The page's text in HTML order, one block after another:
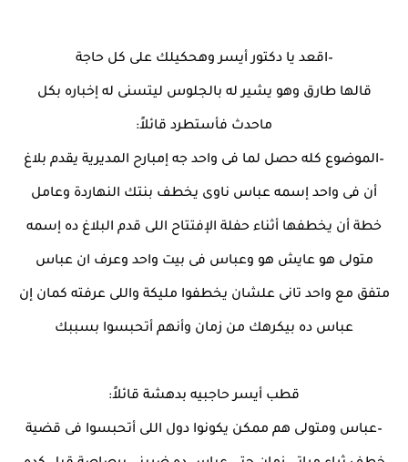
–اقعد يا دكتور أيسر وهحكيلك على كل حاجة
قالها طارق وهو يشير له بالجلوس ليتسنى له إخباره بكل
ماحدث فأستطرد قائلاً:
–الموضوع كله حصل لما فى واحد جه إمبارح المديرية يقدم بلاغ
أن فى واحد إسمه عباس ناوى يخطف بنتك النهاردة وعامل
خطة أن يخطفها أثناء حفلة الإفتتاح اللى قدم البلاغ ده إسمه
متولى هو عايش هو وعباس فى بيت واحد وعرف ان عباس
متفق مع واحد تانى علشان يخطفوا مليكة واللى عرفته كمان إن
عباس ده بيكرهك من زمان وأنهم أتحبسوا بسببك
قطب أيسر حاجبيه بدهشة قائلاً:
–عباس ومتولى هم ممكن يكونوا دول اللى أتحبسوا فى قضية